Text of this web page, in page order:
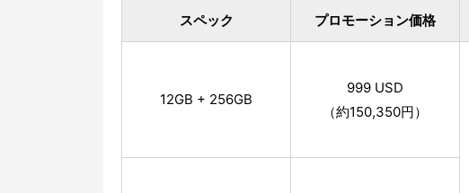
スペック プロモーション価格
12GB + 256GB
999 USD
（約150,350円）